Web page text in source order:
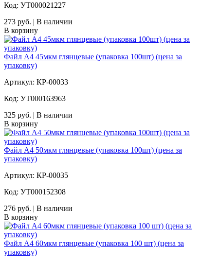
Код: УТ000021227
273 руб. | В наличии
В корзину
Файл А4 45мкм глянцевые (упаковка 100шт) (цена за
упаковку)
Артикул: КР-00033
Код: УТ000163963
325 руб. | В наличии
В корзину
Файл А4 50мкм глянцевые (упаковка 100шт) (цена за
упаковку)
Артикул: КР-00035
Код: УТ000152308
276 руб. | В наличии
В корзину
Файл А4 60мкм глянцевые (упаковка 100 шт) (цена за
упаковку)